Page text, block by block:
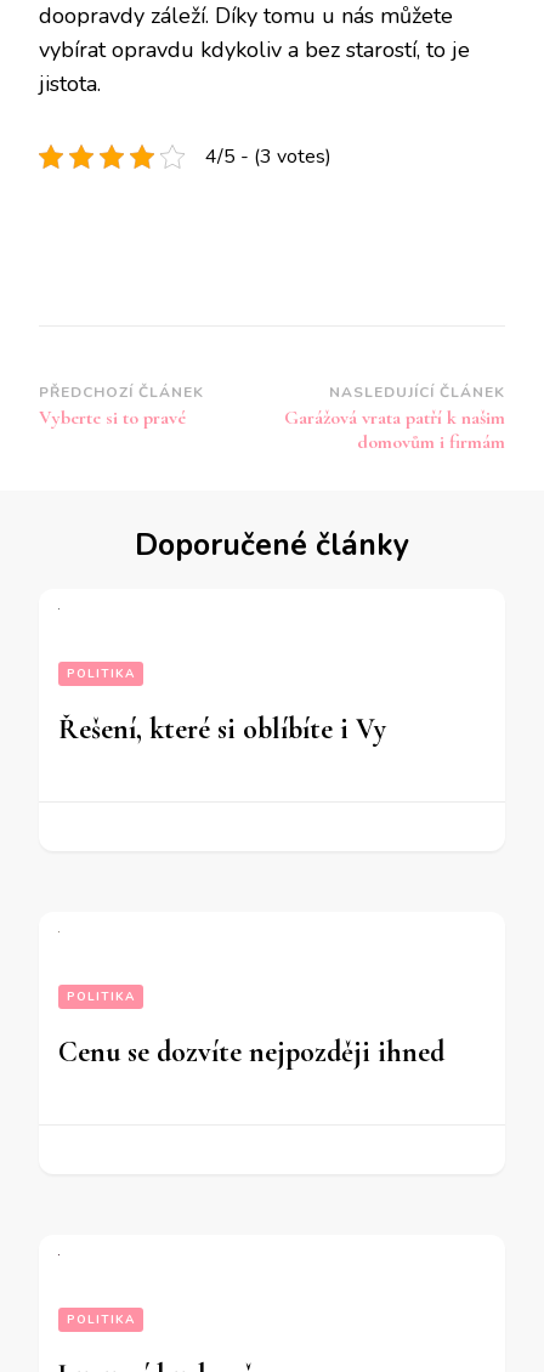
doopravdy záleží. Díky tomu u nás můžete
vybírat opravdu kdykoliv a bez starostí, to je
jistota.
4/5 - (3 votes)
Navigace
příspěvku
PŘEDCHOZÍ ČLÁNEK
Vyberte si to pravé
NASLEDUJÍCÍ ČLÁNEK
Garážová vrata patří k našim
domovům i firmám
Doporučené články
POLITIKA
Řešení, které si oblíbíte i Vy
POLITIKA
Cenu se dozvíte nejpozději ihned
POLITIKA